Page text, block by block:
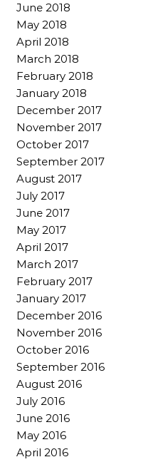
June 2018
May 2018
April 2018
March 2018
February 2018
January 2018
December 2017
November 2017
October 2017
September 2017
August 2017
July 2017
June 2017
May 2017
April 2017
March 2017
February 2017
January 2017
December 2016
November 2016
October 2016
September 2016
August 2016
July 2016
June 2016
May 2016
April 2016